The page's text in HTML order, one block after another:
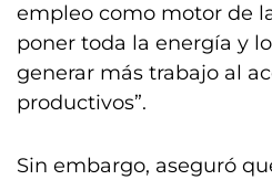
empleo como motor de
poner toda la energía y
generar más trabajo al
productivos”.
Sin embargo, aseguró